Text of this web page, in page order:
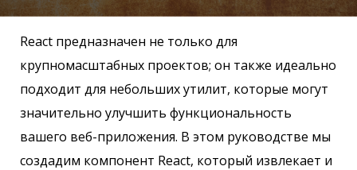
React предназначен не только для
крупномасштабных проектов; он также идеально
подходит для небольших утилит, которые могут
значительно улучшить функциональность
вашего веб-приложения. В этом руководстве мы
создадим компонент React, который извлекает и